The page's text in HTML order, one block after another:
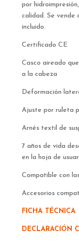
por
calidad. Se vende
incluido.
Certificado CE
Casco aireado
a la cabeza
Deformación
Ajuste por ruleta
Arnés textil de
7 años de vida
en la hoja de
Compatible con
Accesorios
FICHA TÉCNICA
DECLARACIÓN